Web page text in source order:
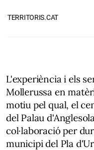
TERRITORIS.CAT
L'experiència i els
Mollerussa en
motiu pel qual, el
del Palau
col·laboració per
municipi del Pla